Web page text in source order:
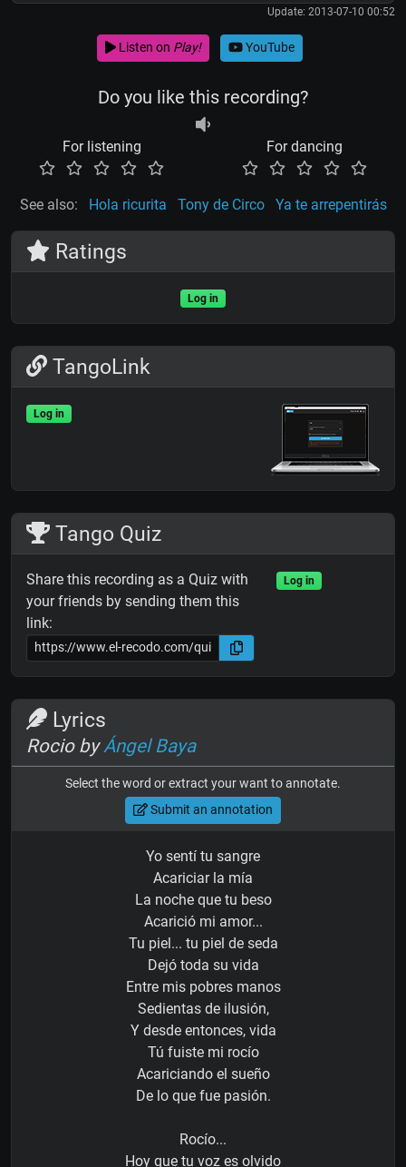
Update: 2013-07-10 00:52
Listen on Play! YouTube
Do you like this recording?
For listening For dancing
See also: Hola ricurita Tony de Circo Ya te arrepentirás
Ratings
Log in
TangoLink
Log in
Tango Quiz
Share this recording as a Quiz with
your friends by sending them this
link:
Log in
Lyrics
Rocio byÁngel Baya
Select the word or extract your want to annotate.
Submit an annotation
Yo sentí tu sangre
Acariciar la mía
La noche que tu beso
Acarició mi amor...
Tu piel... tu piel de seda
Dejó toda su vida
Entre mis pobres manos
Sedientas de ilusión,
Y desde entonces, vida
Tú fuiste mi rocío
Acariciando el sueño
De lo que fue pasión.
Rocío...
Hoy que tu voz es olvido